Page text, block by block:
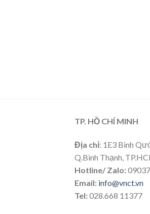
TP. HỒ CHÍ MINH
Địa chỉ: 1E3 Bình
Q.Bình Thạnh,
Hotline/ Zalo:
Email: info@vnct.vn
Tel:028.668 11377